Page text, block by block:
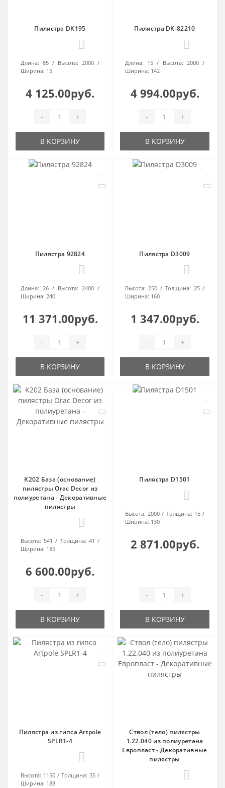
Пилястра DK195
Длина: 85 Высота: 2000
Ширина: 15
4 125.00руб.
- +
В КОРЗИНУ
Пилястра DK-82210
Длина: 15 Высота: 2000
Ширина: 142
4 994.00руб.
- +
В КОРЗИНУ
Пилястра 92824
Длина: 26 Высота: 2400
Ширина: 240
11 371.00руб.
- +
В КОРЗИНУ
Пилястра D3009
Высота: 250 Толщина: 25
Ширина: 160
1 347.00руб.
- +
В КОРЗИНУ
K202 База (основание)
пилястры Orac Decor из
полиуретана - Декоративные
пилястры
Высота: 541 Толщина: 41
Ширина: 185
6 600.00руб.
- +
В КОРЗИНУ
Пилястра D1501
Высота: 2000 Толщина: 15
Ширина: 130
2 871.00руб.
- +
В КОРЗИНУ
Пилястра из гипса Artpole
SPLR1-4
Высота: 1150 Толщина: 35
Ширина: 188
Ствол (тело) пилястры
1.22.040 из полиуретана
Европласт - Декоративные
пилястры